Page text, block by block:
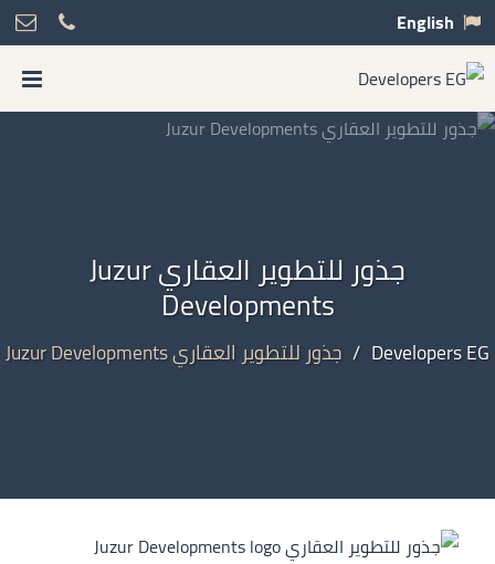
English
جذور للتطوير العقاري Juzur
Developments
Developers EG
/ جذور للتطوير العقاري Juzur Developments